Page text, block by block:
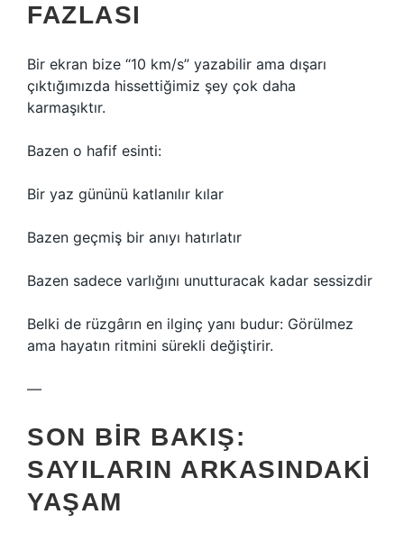
FAZLASI
Bir ekran bize “10 km/s” yazabilir ama dışarı
çıktığımızda hissettiğimiz şey çok daha
karmaşıktır.
Bazen o hafif esinti:
Bir yaz gününü katlanılır kılar
Bazen geçmiş bir anıyı hatırlatır
Bazen sadece varlığını unutturacak kadar sessizdir
Belki de rüzgârın en ilginç yanı budur: Görülmez
ama hayatın ritmini sürekli değiştirir.
—
SON BIR BAKIŞ:
SAYILARIN ARKASINDAKI
YAŞAM